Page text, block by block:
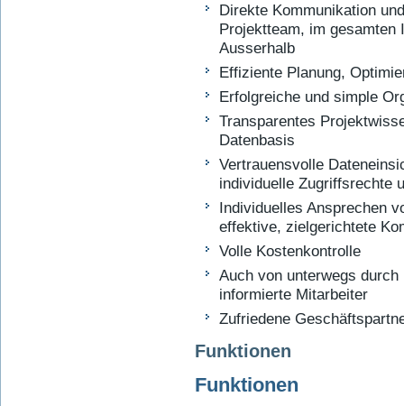
Direkte Kommunikation
Projektteam, im gesamten
Ausserhalb
Effiziente Planung,
Erfolgreiche und simple
Transparentes
Datenbasis
Vertrauensvolle
individuelle Zugriffsrechte
Individuelles Ansprechen
effektive, zielgerichtete
Volle Kostenkontrolle
Auch von unterwegs
informierte Mitarbeiter
Zufriedene
Funktionen
Funktionen